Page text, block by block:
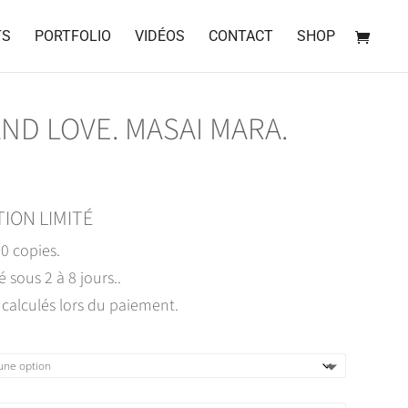
PORTFOLIO VIDÉOS CONTACT SHOP
LOVE. MASAI MARA.
LIMITÉ
copies.
sous 2 à 8 jours..
lors du paiement.